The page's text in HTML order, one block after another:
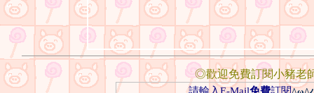
◎歡迎免費訂閱小豬老